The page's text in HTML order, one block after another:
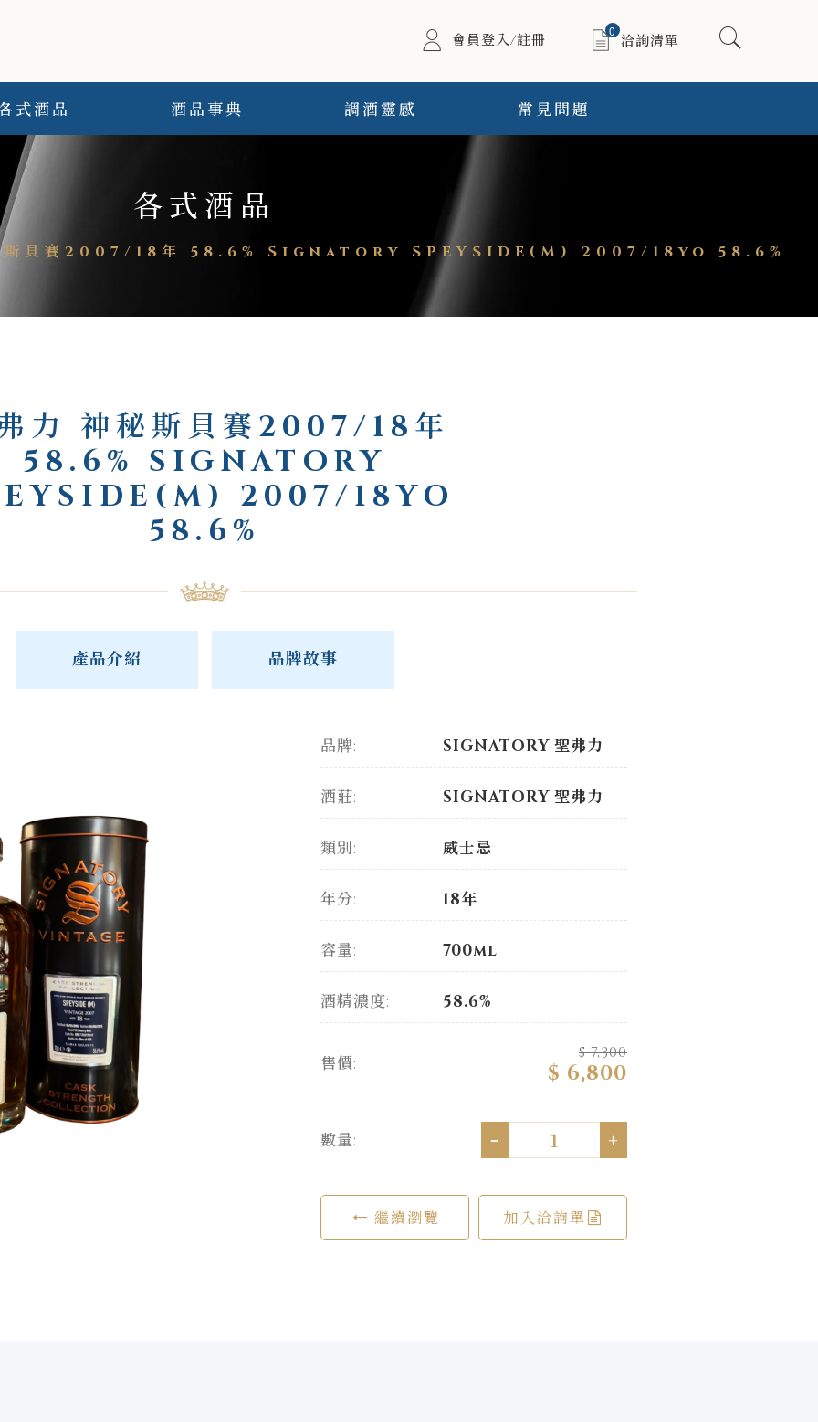
會員登入/註冊 0
洽詢清單
式酒品 酒品事典 調酒靈感 常見問題
各式酒品
斯貝賽2007/18年 58.6% Signatory SPEYSIDE(M) 2007/18yo 58.6%
力 神秘斯貝賽2007/18年
58.6% SIGNATORY
2007/18YO
58.6%
產品介紹 品牌故事
品牌: SIGNATORY 聖弗力
酒莊: SIGNATORY 聖弗力
類別: 威士忌
年分: 18年
容量: 700ml
酒精濃度: 58.6%
售價:
$ 7,300
$ 6,800
數量: - +
繼續瀏覽 加入洽詢單